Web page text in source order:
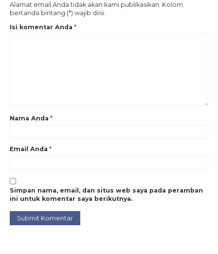
Alamat email Anda tidak akan kami publikasikan. Kolom
bertanda bintang (*) wajib diisi.
Isi komentar Anda *
Nama Anda *
Email Anda *
Simpan nama, email, dan situs web saya pada peramban
ini untuk komentar saya berikutnya.